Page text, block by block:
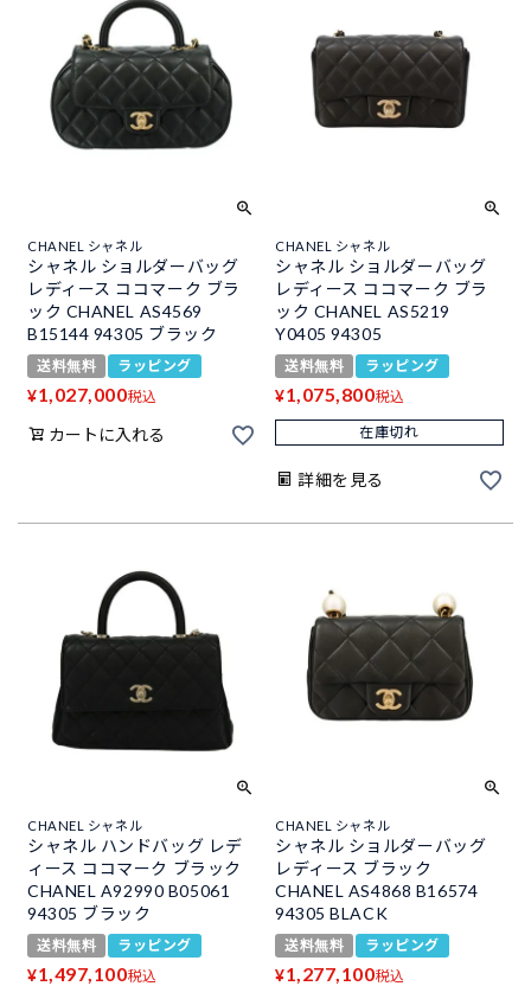
CHANEL シャネル
シャネル ショルダーバッグ
レディース ココマーク ブラ
ック CHANEL AS4569
B15144 94305 ブラック
送料無料 ラッピング
¥1,027,000税込
カートに入れる
CHANEL シャネル
シャネル ショルダーバッグ
レディース ココマーク ブラ
ック CHANEL AS5219
Y0405 94305
送料無料 ラッピング
¥1,075,800税込
在庫切れ
詳細を見る
CHANEL シャネル
シャネル ハンドバッグ レデ
ィース ココマーク ブラック
CHANEL A92990 B05061
94305 ブラック
送料無料 ラッピング
¥1,497,100税込
CHANEL シャネル
シャネル ショルダーバッグ
レディース ブラック
CHANEL AS4868 B16574
94305 BLACK
送料無料 ラッピング
¥1,277,100税込